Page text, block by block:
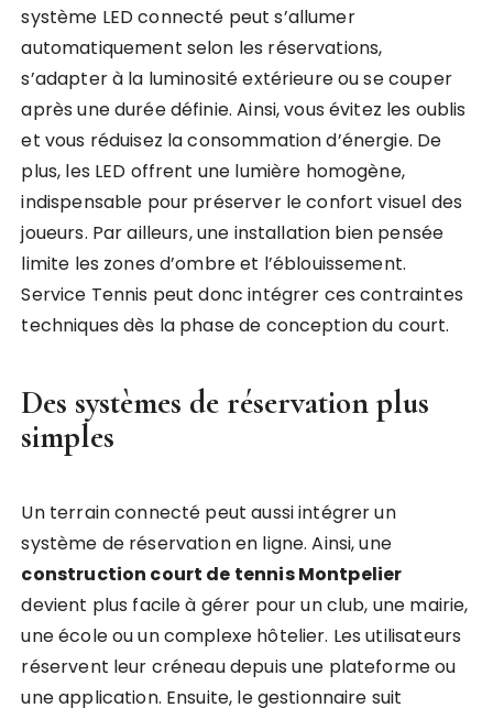
système LED connecté peut s’allumer
automatiquement selon les réservations,
s’adapter à la luminosité extérieure ou se couper
après une durée définie. Ainsi, vous évitez les oublis
et vous réduisez la consommation d’énergie. De
plus, les LED offrent une lumière homogène,
indispensable pour préserver le confort visuel des
joueurs. Par ailleurs, une installation bien pensée
limite les zones d’ombre et l’éblouissement.
Service Tennis peut donc intégrer ces contraintes
techniques dès la phase de conception du court.
Des systèmes de réservation plus
simples
Un terrain connecté peut aussi intégrer un
système de réservation en ligne. Ainsi, une
construction court de tennis Montpelier
devient plus facile à gérer pour un club, une mairie,
une école ou un complexe hôtelier. Les utilisateurs
réservent leur créneau depuis une plateforme ou
une application. Ensuite, le gestionnaire suit